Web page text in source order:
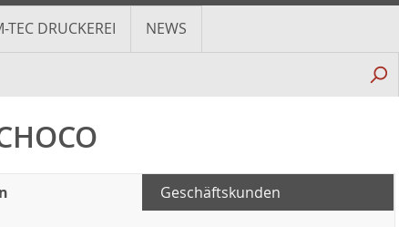
TEC DRUCKEREI NEWS
Geschäftskunden